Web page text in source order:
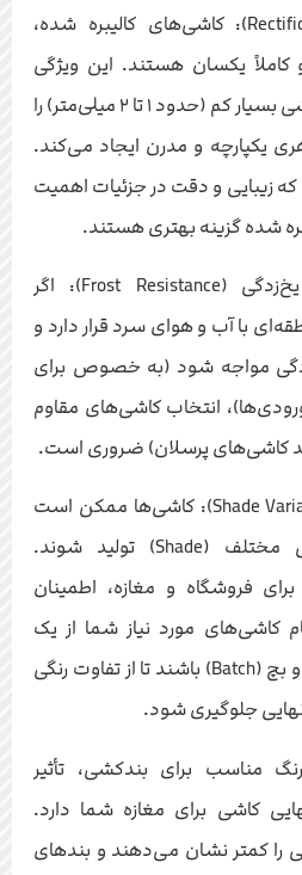
کالیبراسیون (Rectification): کاشی‌های کالیبره شده،
کاملاً یکسان هستند. این ویژگی
امکان نصب با بندکشی بسیار کم (حدود ۱ تا ۲ میلی‌متر) را
یکپارچه و مدرن ایجاد می‌کند.
زیبایی و دقت در جزئیات اهمیت
شده گزینه بهتری هستند.
مقاومت در برابر یخ‌زدگی (Frost Resistance): اگر
با آب و هوای سرد قرار دارد و
مواجه شود (به خصوص برای
انتخاب کاشی‌های مقاوم
کاشی‌های پرسلان) ضروری است.
یکنواختی رنگ (Shade Variation): کاشی‌ها ممکن است
در دسته‌های رنگی مختلف (Shade) تولید شوند.
فروشگاه و مغازه، اطمینان
کاشی‌های مورد نیاز شما از یک
دسته رنگی (Shade) و بچ (Batch) باشند تا از تفاوت رنگی
جلوگیری شود.
مناسب برای بندکشی، تأثیر
کاشی برای مغازه شما دارد.
را کمتر نشان می‌دهند و بندهای